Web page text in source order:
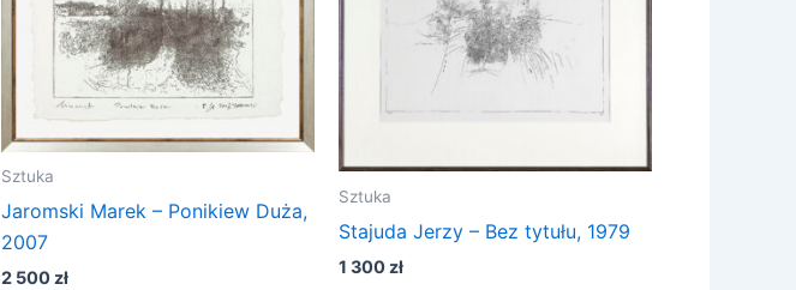
Sztuka
Jaromski Marek – Ponikiew Duża,
2007
2 500 zł
Sztuka
Stajuda Jerzy – Bez tytułu, 1979
1 300 zł